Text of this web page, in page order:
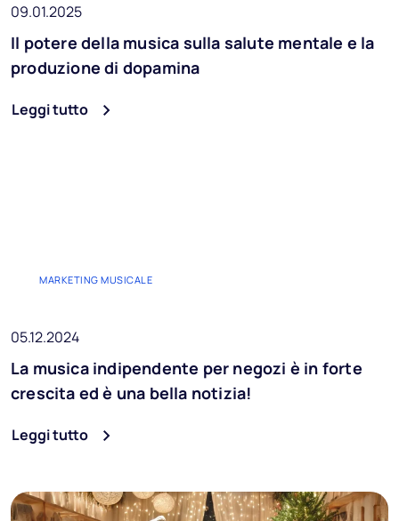
09.01.2025
Il potere della musica sulla salute mentale e la
produzione di dopamina
Leggi tutto
MARKETING MUSICALE
05.12.2024
La musica indipendente per negozi è in forte
crescita ed è una bella notizia!
Leggi tutto